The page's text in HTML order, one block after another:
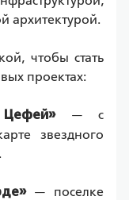
архитектурой.
чтобы стать
проектах:
Цефей» — с
звездного
— поселке